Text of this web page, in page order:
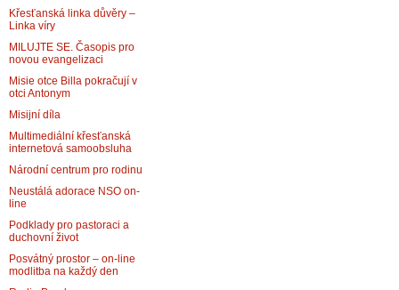
Křesťanská linka důvěry –
Linka víry
MILUJTE SE. Časopis pro
novou evangelizaci
Misie otce Billa pokračují v
otci Antonym
Misijní díla
Multimediální křesťanská
internetová samoobsluha
Národní centrum pro rodinu
Neustálá adorace NSO on-
line
Podklady pro pastoraci a
duchovní život
Posvátný prostor – on-line
modlitba na každý den